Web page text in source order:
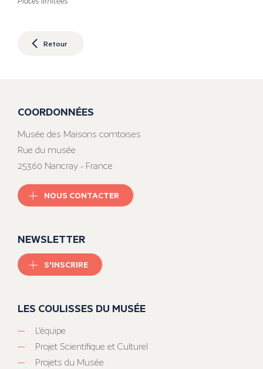
Retour
COORDONNÉES
Musée des Maisons comtoises
Rue du musée
25360 Nancray - France
NOUS CONTACTER
NEWSLETTER
S'INSCRIRE
LES COULISSES DU MUSÉE
L’équipe
Projet Scientifique et Culturel
Projets du Musée